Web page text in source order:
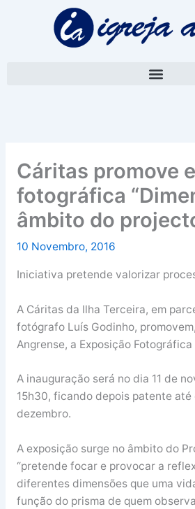
Cáritas promove
fotográfica
âmbito do
10 Novembro, 2016
Iniciativa pretende valorizar
A Cáritas da Ilha Terceira, em
fotógrafo Luís Godinho,
Angrense, a Exposição Fotográfica
A inauguração será no dia 11 de
15h30, ficando depois patente até
dezembro.
A exposição surge no âmbito do
“pretende focar e provocar a
diferentes dimensões que uma
função do prisma de quem